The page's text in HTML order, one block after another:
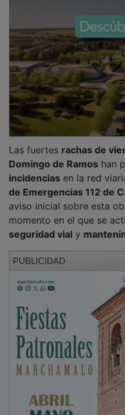
Domingo de Ramoshan
incidenciasen la red
de Emergencias 112 de
aviso inicial sobre esta
momento en el que se
seguridad vialy